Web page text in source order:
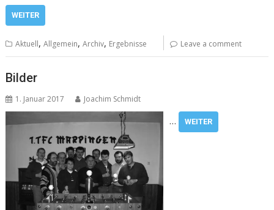
WEITER
Aktuell,Allgemein,Archiv, Ergebnisse Leave a comment
Bilder
1. Januar 2017 Joachim Schmidt
… WEITER